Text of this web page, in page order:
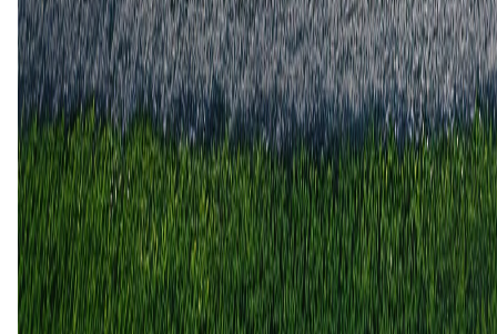
FC Smorgon
21
5 nov2022
FK Molodechno
FC Smorgon
00
17 jul 2022
FC Smorgon
FK Molodechno
31